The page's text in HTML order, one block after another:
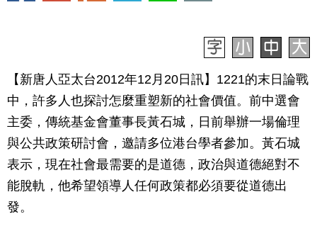
【新唐人亞太台2012年12月20日訊】1221的末日論戰
中，許多人也探討怎麼重塑新的社會價值。前中選會
主委，傳統基金會董事長黃石城，日前舉辦一場倫理
與公共政策研討會，邀請多位港台學者參加。黃石城
表示，現在社會最需要的是道德，政治與道德絕對不
能脫軌，他希望領導人任何政策都必須要從道德出
發。